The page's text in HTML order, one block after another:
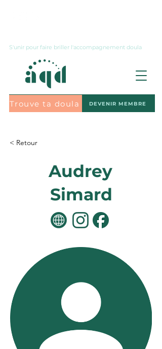
S'unir pour faire briller l'accompagnement doula
Trouve ta doula DEVENIR MEMBRE
< Retour
Audrey
Simard